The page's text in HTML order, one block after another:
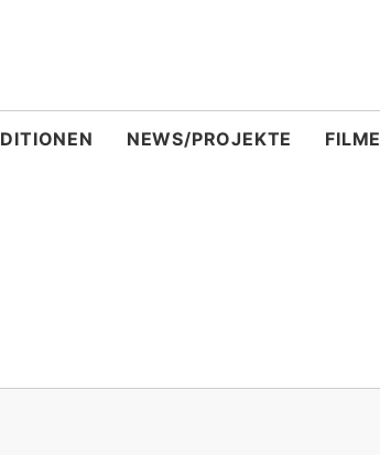
NEWS/PROJEKTE FILME